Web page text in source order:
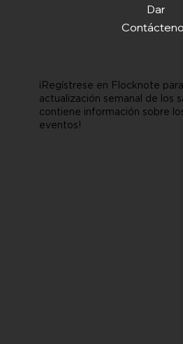
Dar
¡Regístrese en Flocknote
actualización semanal de los
contiene información sobre
eventos!